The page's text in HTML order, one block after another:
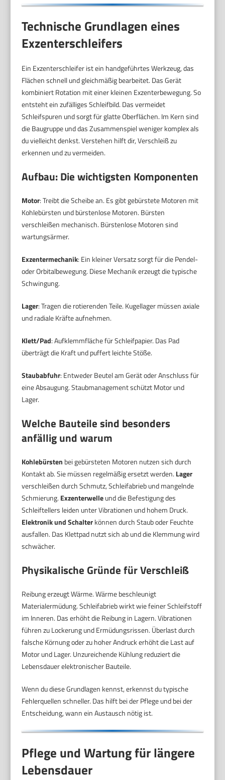
Technische Grundlagen eines
Exzenterschleifers
Ein Exzenterschleifer ist ein handgeführtes Werkzeug, das
Flächen schnell und gleichmäßig bearbeitet. Das Gerät
kombiniert Rotation mit einer kleinen Exzenterbewegung. So
entsteht ein zufälliges Schleifbild. Das vermeidet
Schleifspuren und sorgt für glatte Oberflächen. Im Kern sind
die Baugruppe und das Zusammenspiel weniger komplex als
du vielleicht denkst. Verstehen hilft dir, Verschleiß zu
erkennen und zu vermeiden.
Aufbau: Die wichtigsten Komponenten
Motor: Treibt die Scheibe an. Es gibt gebürstete Motoren mit
Kohlebürsten und bürstenlose Motoren. Bürsten
verschleißen mechanisch. Bürstenlose Motoren sind
wartungsärmer.
Exzentermechanik: Ein kleiner Versatz sorgt für die Pendel-
oder Orbitalbewegung. Diese Mechanik erzeugt die typische
Schwingung.
Lager: Tragen die rotierenden Teile. Kugellager müssen axiale
und radiale Kräfte aufnehmen.
Klett/Pad: Aufklemmfläche für Schleifpapier. Das Pad
überträgt die Kraft und puffert leichte Stöße.
Staubabfuhr: Entweder Beutel am Gerät oder Anschluss für
eine Absaugung. Staubmanagement schützt Motor und
Lager.
Welche Bauteile sind besonders
anfällig und warum
Kohlebürsten bei gebürsteten Motoren nutzen sich durch
Kontakt ab. Sie müssen regelmäßig ersetzt werden. Lager
verschleißen durch Schmutz, Schleifabrieb und mangelnde
Schmierung. Exzenterwelleund die Befestigung des
Schleiftellers leiden unter Vibrationen und hohem Druck.
Elektronik und Schalterkönnen durch Staub oder Feuchte
ausfallen. Das Klettpad nutzt sich ab und die Klemmung wird
schwächer.
Physikalische Gründe für Verschleiß
Reibung erzeugt Wärme. Wärme beschleunigt
Materialermüdung. Schleifabrieb wirkt wie feiner Schleifstoff
im Inneren. Das erhöht die Reibung in Lagern. Vibrationen
führen zu Lockerung und Ermüdungsrissen. Überlast durch
falsche Körnung oder zu hoher Andruck erhöht die Last auf
Motor und Lager. Unzureichende Kühlung reduziert die
Lebensdauer elektronischer Bauteile.
Wenn du diese Grundlagen kennst, erkennst du typische
Fehlerquellen schneller. Das hilft bei der Pflege und bei der
Entscheidung, wann ein Austausch nötig ist.
Pflege und Wartung für längere
Lebensdauer